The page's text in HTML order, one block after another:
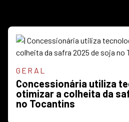
GERAL
Concessionária utiliza
otimizar a colheita da
no Tocantins
Previous